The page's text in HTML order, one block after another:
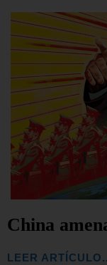
China
LEER